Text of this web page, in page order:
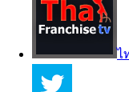
ไ